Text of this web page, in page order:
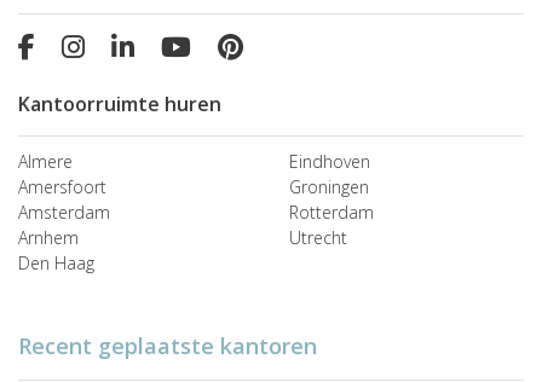
Kantoorruimte huren
Almere
Amersfoort
Amsterdam
Arnhem
Den Haag
Eindhoven
Groningen
Rotterdam
Utrecht
Recent geplaatste kantoren